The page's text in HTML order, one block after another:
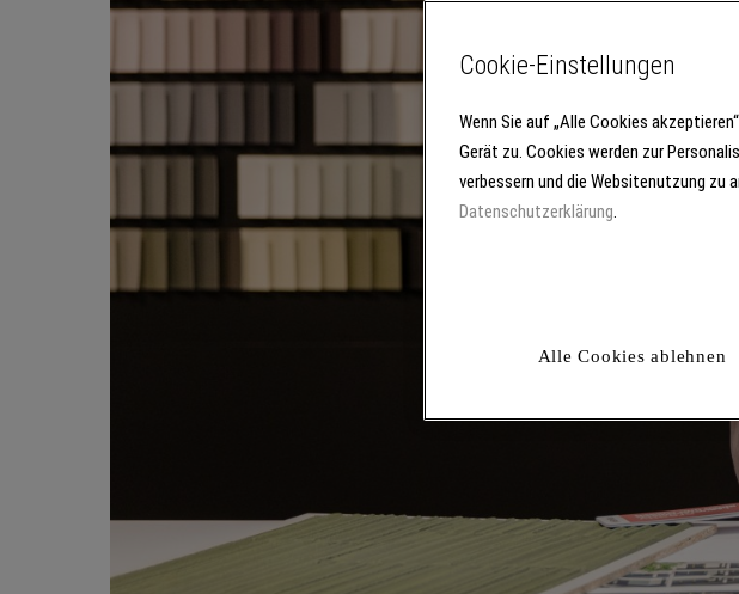
Cookie-Einstellungen
Wenn Sie auf „Alle Cookies
Gerät zu. Cookies werden zur
verbessern und die Websitenutzung zu
Datenschutzerklärung.
Alle Cookies ablehnen